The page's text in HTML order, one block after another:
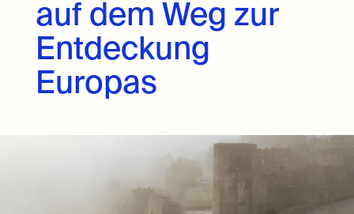
auf dem Weg zur
Entdeckung
Europas